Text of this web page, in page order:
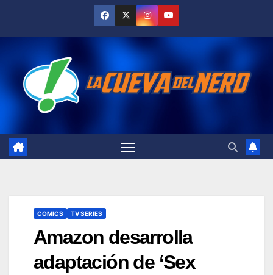
COMICS TV SERIES
Amazon desarrolla
adaptación de ‘Sex